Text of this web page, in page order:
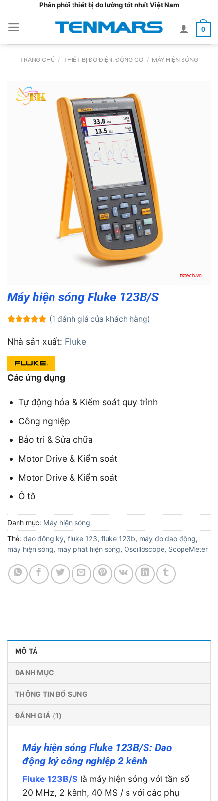
nội
dung
Phân phối thiết bị đo lường tốt nhất Việt Nam
0
TRANG CHỦ / THIẾT BỊ ĐO ĐIỆN, ĐỘNG CƠ / MÁY HIỆN SÓNG
Máy hiện sóng Fluke 123B/S
dựa trên
đánh giá
(1 đánh giá của khách hàng)
Nhà sản xuất: Fluke
Các ứng dụng
Tự động hóa & Kiểm soát quy trình
Công nghiệp
Bảo trì & Sửa chữa
Motor Drive & Kiểm soát
Motor Drive & Kiểm soát
Ô tô
Danh mục: Máy hiện sóng
Thẻ: dao động ký, fluke 123, fluke 123b, máy đo dao động,
máy hiện sóng, máy phát hiện sóng, Oscilloscope, ScopeMeter
MÔ TẢ
DANH MỤC
THÔNG TIN BỔ SUNG
ĐÁNH GIÁ (1)
Máy hiện sóng Fluke 123B/S: Dao
động ký công nghiệp 2 kênh
Fluke 123B/S là máy hiện sóng với tần số
20 MHz, 2 kênh, 40 MS / s với các phụ